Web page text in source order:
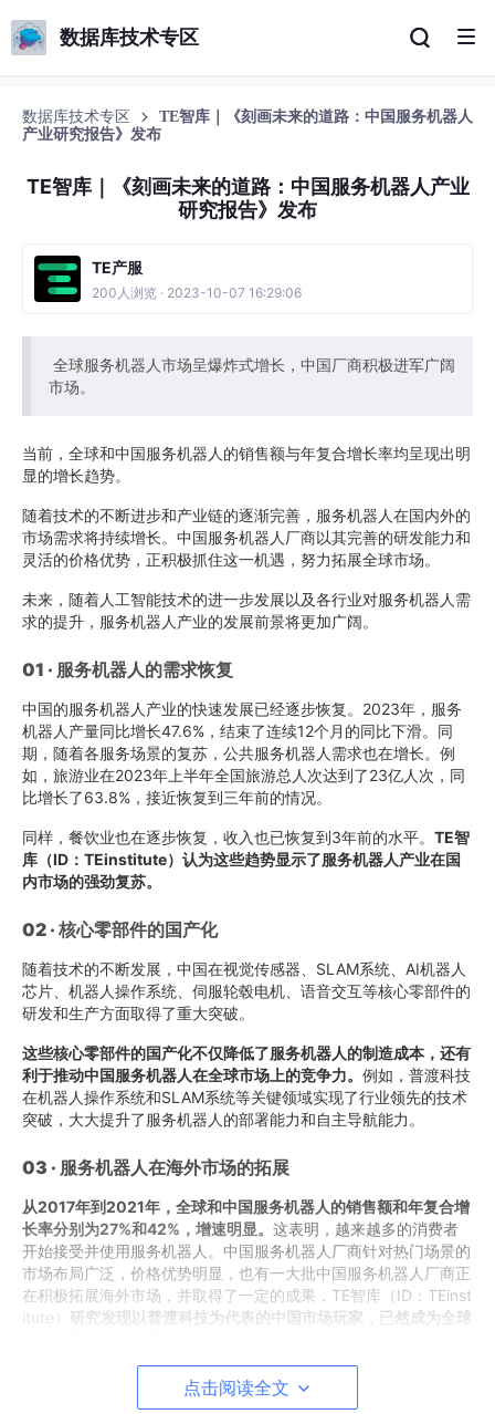
数据库技术专区
数据库技术专区
TE智库｜《刻画未来的道路：中国服务机器人
产业研究报告》发布
TE智库｜《刻画未来的道路：中国服务机器人产业
研究报告》发布
TE产服
200人浏览 · 2023-10-07 16:29:06
全球服务机器人市场呈爆炸式增长，中国厂商积极进军广阔
市场。
当前，全球和中国服务机器人的销售额与年复合增长率均呈现出明
显的增长趋势。
随着技术的不断进步和产业链的逐渐完善，服务机器人在国内外的
市场需求将持续增长。中国服务机器人厂商以其完善的研发能力和
灵活的价格优势，正积极抓住这一机遇，努力拓展全球市场。
未来，随着人工智能技术的进一步发展以及各行业对服务机器人需
求的提升，服务机器人产业的发展前景将更加广阔。
01 · 服务机器人的需求恢复
中国的服务机器人产业的快速发展已经逐步恢复。2023年，服务
机器人产量同比增长47.6%，结束了连续12个月的同比下滑。同
期，随着各服务场景的复苏，公共服务机器人需求也在增长。例
如，旅游业在2023年上半年全国旅游总人次达到了23亿人次，同
比增长了63.8%，接近恢复到三年前的情况。
同样，餐饮业也在逐步恢复，收入也已恢复到3年前的水平。 TE智
库（ID：TEinstitute）认为这些趋势显示了服务机器人产业在国
内市场的强劲复苏。
02 · 核心零部件的国产化
随着技术的不断发展，中国在视觉传感器、SLAM系统、AI机器人
芯片、机器人操作系统、伺服轮毂电机、语音交互等核心零部件的
研发和生产方面取得了重大突破。
这些核心零部件的国产化不仅降低了服务机器人的制造成本，还有
利于推动中国服务机器人在全球市场上的竞争力。 例如，普渡科技
在机器人操作系统和SLAM系统等关键领域实现了行业领先的技术
突破，大大提升了服务机器人的部署能力和自主导航能力。
03 · 服务机器人在海外市场的拓展
从2017年到2021年，全球和中国服务机器人的销售额和年复合增
长率分别为27%和42%，增速明显。 这表明，越来越多的消费者
开始接受并使用服务机器人。中国服务机器人厂商针对热门场景的
市场布局广泛，价格优势明显，也有一大批中国服务机器人厂商正
在积极拓展海外市场，并取得了一定的成果，TE智库（ID：TEinst
itute） 研究发现以普渡科技为代表的中国市场玩家，已然成为全球
未来，随着技术的不断进步和市场需求的大幅增长，中国服务机器
人厂商将有更多的机会和挑战来拓展海外市场。同时，政策加持等
点击阅读全文